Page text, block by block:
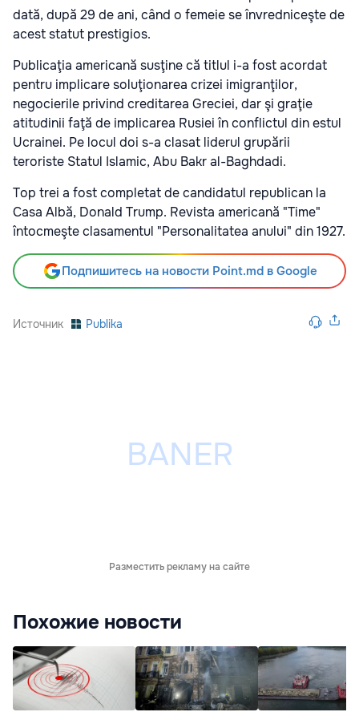
dată, după 29 de ani, când o femeie se învredniceşte de
acest statut prestigios.
Publicaţia americană susţine că titlul i-a fost acordat
pentru implicare soluţionarea crizei imigranţilor,
negocierile privind creditarea Greciei, dar şi graţie
atitudinii faţă de implicarea Rusiei în conflictul din estul
Ucrainei. Pe locul doi s-a clasat liderul grupării
teroriste Statul Islamic, Abu Bakr al-Baghdadi.
Top trei a fost completat de candidatul republican la
Casa Albă, Donald Trump. Revista americană "Time"
întocmeşte clasamentul "Personalitatea anului" din 1927.
Подпишитесь на новости Point.md в Google
Источник Publika
Разместить рекламу на сайте
Похожие новости